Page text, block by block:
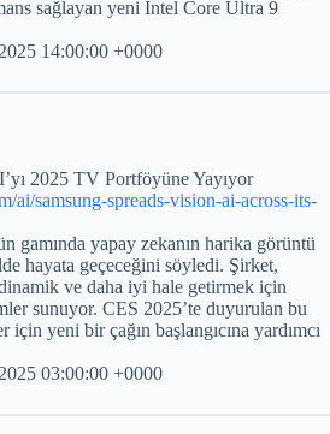
sağlayan yeni Intel Core Ultra 9
14:00:00 +0000
2025 TV Portföyüne Yayıyor
ai/samsung-spreads-vision-ai-across-its-
gamında yapay zekanın harika görüntü
hayata geçeceğini söyledi. Şirket,
ve daha iyi hale getirmek için
sunuyor. CES 2025’te duyurulan bu
yeni bir çağın başlangıcına yardımcı
03:00:00 +0000